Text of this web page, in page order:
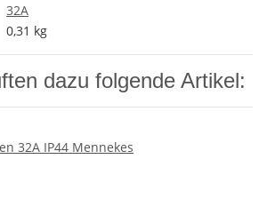
32A
0,31 kg
dazu folgende Artikel: